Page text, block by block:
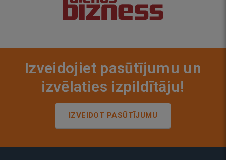
Izveidojiet pasūtījumu un
izvēlaties izpildītāju!
IZVEIDOT PASŪTĪJUMU